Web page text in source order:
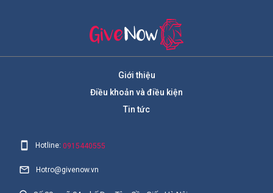
Giới thiệu
Điều khoản và điều kiện
Tin tức
Hotline:0915440555
Hotro@givenow.vn